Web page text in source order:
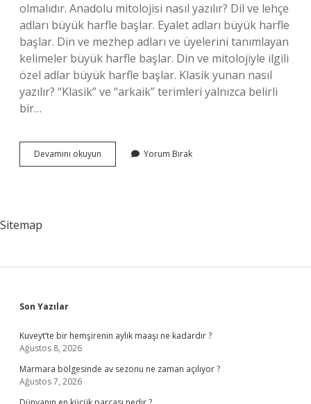
olmalıdır. Anadolu mitolojisi nasıl yazılır? Dil ve lehçe
adları büyük harfle başlar. Eyalet adları büyük harfle
başlar. Din ve mezhep adları ve üyelerini tanımlayan
kelimeler büyük harfle başlar. Din ve mitolojiyle ilgili
özel adlar büyük harfle başlar. Klasik yunan nasıl
yazılır? “Klasik” ve “arkaik” terimleri yalnızca belirli
bir…
Devamını okuyun
Yunan
Yorum Bırak
Sitemap
Sidebar
Son Yazılar
Kuveyt’te bir hemşirenin aylık maaşı ne kadardır ?
Ağustos 8, 2026
Marmara bölgesinde av sezonu ne zaman açılıyor ?
Ağustos 7, 2026